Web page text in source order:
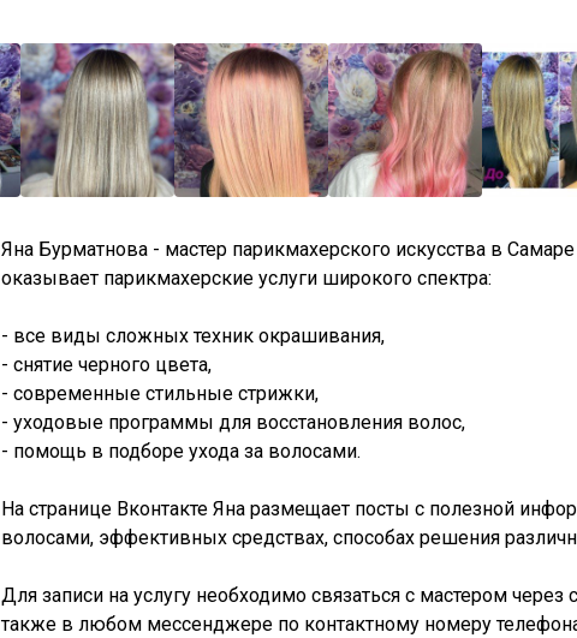
Яна Бурматнова - мастер парикмахерского искусства в
оказывает парикмахерские услуги широкого спектра:
- все виды сложных техник окрашивания,
- снятие черного цвета,
- современные стильные стрижки,
- уходовые программы для восстановления волос,
- помощь в подборе ухода за волосами.
На странице Вконтакте Яна размещает посты с полезной
волосами, эффективных средствах, способах решения
Для записи на услугу необходимо связаться с мастером через
также в любом мессенджере по контактному номеру